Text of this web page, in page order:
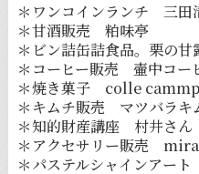
＊ワンコインランチ 三田
＊甘酒販売 粕味亭
＊ビン詰缶詰食品。栗の
＊コーヒー販売 壷中コー
＊焼き菓子 colle
＊キムチ販売 マツバラキ
＊知的財産講座 村井さん
＊アクセサリー販売
＊パステルシャインアー